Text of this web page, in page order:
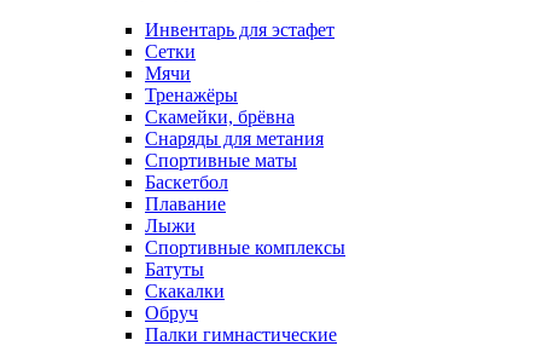
Инвентарь для эстафет
Сетки
Мячи
Тренажёры
Скамейки, брёвна
Снаряды для метания
Спортивные маты
Баскетбол
Плавание
Лыжи
Спортивные комплексы
Батуты
Скакалки
Обруч
Палки гимнастические